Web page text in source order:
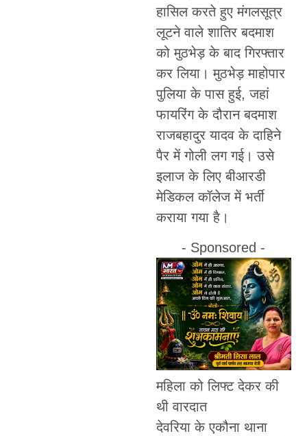
हासिल करते हुए मंगलसूत्र
लूटने वाले शातिर बदमाश
को मुठभेड़ के बाद गिरफ्तार
कर लिया। मुठभेड़ माहोपार
पुलिया के पास हुई, जहां
फायरिंग के दौरान बदमाश
राजबहादुर यादव के दाहिने
पैर में गोली लग गई। उसे
इलाज के लिए बीआरडी
मेडिकल कॉलेज में भर्ती
कराया गया है।
- Sponsored -
महिला को लिफ्ट देकर की
थी वारदात
देवरिया के एकौना थाना